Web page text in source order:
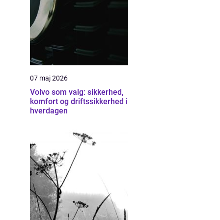
07 maj 2026
Volvo som valg: sikkerhed,
komfort og driftssikkerhed i
hverdagen